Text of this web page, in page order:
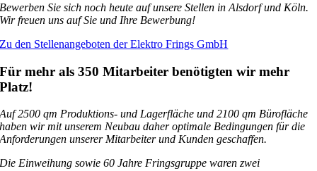
Bewerben Sie sich noch heute auf unsere Stellen in Alsdorf und Köln.
Wir freuen uns auf Sie und Ihre Bewerbung!
Zu den Stellenangeboten der Elektro Frings GmbH
Für mehr als 350 Mitarbeiter benötigten wir mehr
Platz!
Auf 2500 qm Produktions- und Lagerfläche und 2100 qm Bürofläche
haben wir mit unserem Neubau daher optimale Bedingungen für die
Anforderungen unserer Mitarbeiter und Kunden geschaffen.
Die Einweihung sowie 60 Jahre Fringsgruppe waren zwei